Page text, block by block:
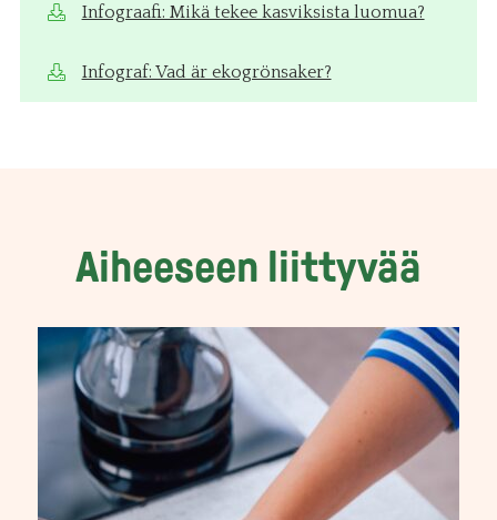
Infograafi: Mikä tekee kasviksista luomua?
Infograf: Vad är ekogrönsaker?
Aiheeseen liittyvää